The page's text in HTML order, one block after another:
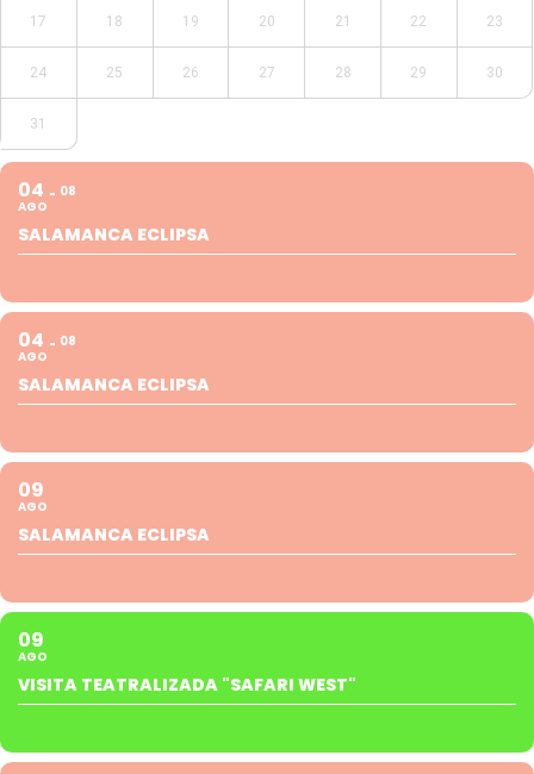
17 18 19 20 21 22 23
24 25 26 27 28 29 30
31
04
AGO
08
SALAMANCA ECLIPSA
04
AGO
08
SALAMANCA ECLIPSA
09
AGO
SALAMANCA ECLIPSA
09
AGO
VISITA TEATRALIZADA "SAFARI WEST"